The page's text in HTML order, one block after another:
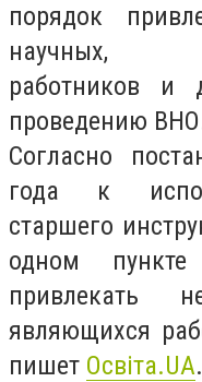
порядок
научных,
работников и
проведению
Согласно
года к
старшего
одном пункте
привлекать
являющихся
пишет Освіта.UA.